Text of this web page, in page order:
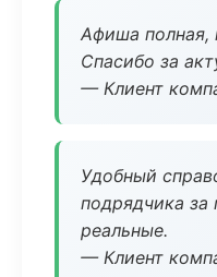
Афиша полная,
Спасибо за
— Клиент
Удобный
подрядчика
реальные.
— Клиент